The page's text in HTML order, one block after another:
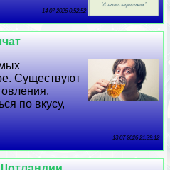
14 07 2026 0:52:52
Существуют
по вкусу,
13 07 2026 21:39:12